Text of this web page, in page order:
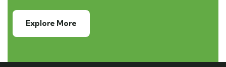
Explore More